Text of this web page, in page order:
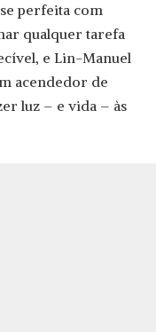
perfeita com
qualquer tarefa
e Lin-Manuel
acendedor de
luz – e vida – às